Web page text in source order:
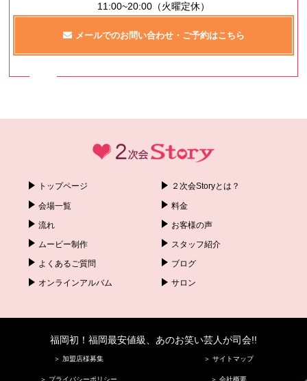
11:00~20:00（火曜定休）
メールでのお問い合わせ・ご予約はこちら
トップページ ２次会Storyとは？
会場一覧 料金
流れ お客様の声
ムービー制作 スタッフ紹介
よくあるご質問 ブログ
オンラインアルバム サロン
福岡初！福岡最安値級、あのお笑い芸人が司会!!
＞ 加盟店様募集 ＞ サイトマップ
＞ プライバシーポリシー ＞ 会社概要